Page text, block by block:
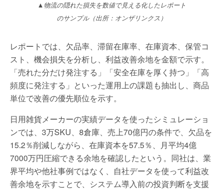
▲物流の隠れた損失を数値で見える化したレポート
のサンプル（出所：オンザリンクス）
レポートでは、欠品率、滞留在庫率、在庫資本、保管コ
スト、機会損失を分析し、利益改善余地を金額で示す。
「売れた分だけ発注する」「安全在庫を厚く持つ」「高
頻度に発注する」といった運用上の課題も抽出し、商品
単位で改善の優先順位を示す。
日用雑貨メーカーの実績データを使ったシミュレーショ
ンでは、3万SKU、8倉庫、売上70億円の条件で、欠品を
15.2％削減しながら、在庫資本を57.5％、月平均4億
7000万円圧縮できる余地を確認したという。同社は、業
界平均や他社事例ではなく、自社データを使って利益改
善余地を示すことで、システム導入前の投資判断を支援